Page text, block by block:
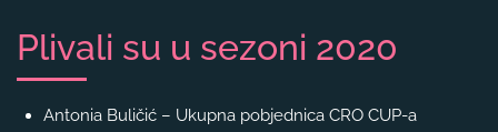
Plivali su u sezoni 2020
Antonia Buličić – Ukupna pobjednica CRO CUP-a